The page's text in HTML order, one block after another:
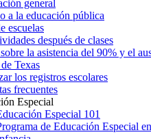
general
a la educación pública
escuelas
después de clases
la asistencia del 90% y el
Texas
los registros escolares
frecuentes
Especial
Especial 101
de Educación Especial